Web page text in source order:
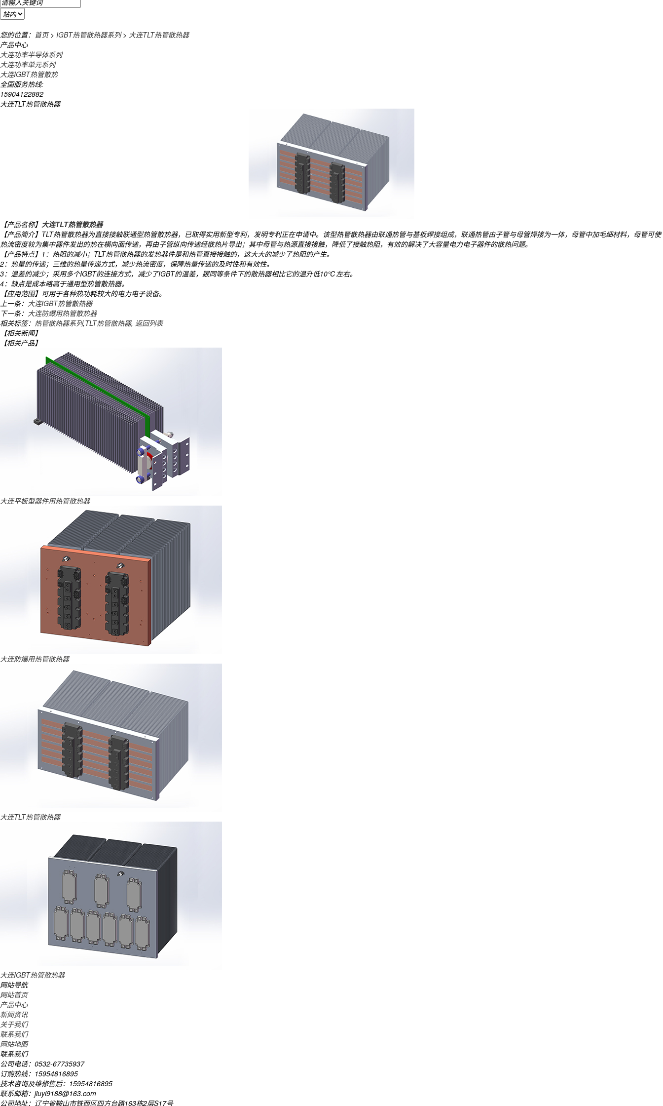
您的位置： 首页> IGBT热管散热器系列> 大连TLT热管散热器
产品中心
大连功率半导体系列
大连功率单元系列
大连IGBT热管散热
全国服务热线:
15904122882
大连TLT热管散热器
【产品名称】 大连TLT热管散热器
【产品简介】TLT热管散热器为直接接触联通型热管散热器，已取得实用新型专利，发明专利正在申请中。该型热管散热器由联通热管与基板焊接组成，联通热管由子管与母管焊接为一体，母管中加毛细材料，母管可使
热流密度较为集中器件发出的热在横向面传递，再由子管纵向传递经散热片导出；其中母管与热源直接接触，降低了接触热阻，有效的解决了大容量电力电子器件的散热问题。
【产品特点】1：热阻的减小；TLT热管散热器的发热器件是和热管直接接触的，这大大的减少了热阻的产生。
2：热量的传递；三维的热量传递方式，减少热流密度，保障热量传递的及时性和有效性。
3：温差的减少；采用多个IGBT的连接方式，减少了IGBT的温差，跟同等条件下的散热器相比它的温升低10℃左右。
4：缺点是成本略高于通用型热管散热器。
【应用范围】可用于各种热功耗较大的电力电子设备。
上一条： 大连IGBT热管散热器
下一条： 大连防爆用热管散热器
相关标签： 热管散热器系列,TLT热管散热器, 返回列表
【相关新闻】
【相关产品】
大连平板型器件用热管散热器
大连防爆用热管散热器
大连TLT热管散热器
大连IGBT热管散热器
网站导航
网站首页
产品中心
新闻资讯
关于我们
联系我们
网站地图
联系我们
公司电话：0532-67735937
订购热线：15954816895
技术咨询及维修售后：15954816895
联系邮箱：jiuyi9188@163.com
公司地址：辽宁省鞍山市铁西区四方台路163栋2层S17号